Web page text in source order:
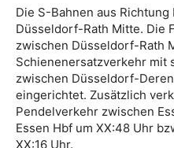
Die S-Bahnen aus
Düsseldorf-Rath Mitte. Die
zwischen Düsseldorf-Rath
Schienenersatzverkehr mit
zwischen Düsseldorf-
eingerichtet. Zusätzlich
Pendelverkehr zwischen
Essen Hbf um XX:48 Uhr
XX:16 Uhr.